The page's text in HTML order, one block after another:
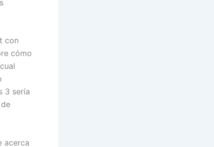
con
cómo
3 serí­a
acerca